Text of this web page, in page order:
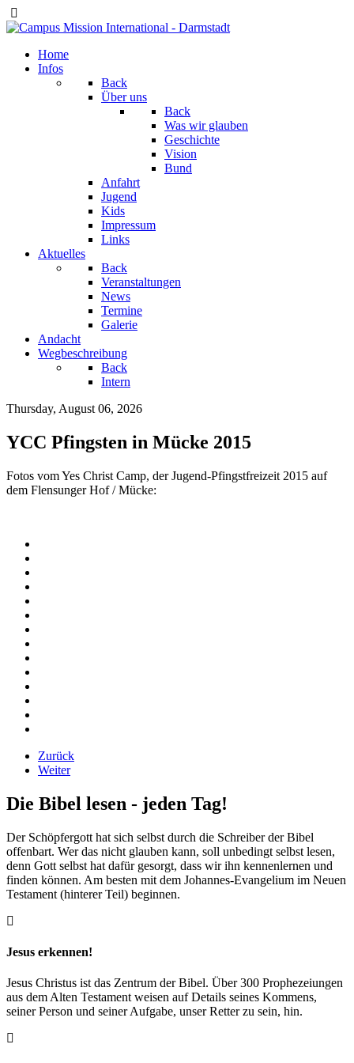
Home
Infos
Back
Über uns
Back
Was wir glauben
Geschichte
Vision
Bund
Anfahrt
Jugend
Kids
Impressum
Links
Aktuelles
Back
Veranstaltungen
News
Termine
Galerie
Andacht
Wegbeschreibung
Back
Intern
Thursday, August 06, 2026
YCC Pfingsten in Mücke 2015
Fotos vom Yes Christ Camp, der Jugend-Pfingstfreizeit 2015 auf
dem Flensunger Hof / Mücke:
Zurück
Weiter
Die Bibel lesen - jeden Tag!
Der Schöpfergott hat sich selbst durch die Schreiber der Bibel
offenbart. Wer das nicht glauben kann, soll unbedingt selbst lesen,
denn Gott selbst hat dafür gesorgt, dass wir ihn kennenlernen und
finden können. Am besten mit dem Johannes-Evangelium im Neuen
Testament (hinterer Teil) beginnen.
Jesus erkennen!
Jesus Christus ist das Zentrum der Bibel. Über 300 Prophezeiungen
aus dem Alten Testament weisen auf Details seines Kommens,
seiner Person und seiner Aufgabe, unser Retter zu sein, hin.